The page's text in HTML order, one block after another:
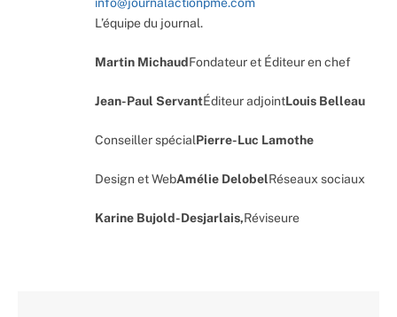
L’équipe du journal.
Martin MichaudFondateur et Éditeur en chef
Jean-Paul ServantÉditeur adjointLouis Belleau
Conseiller spécialPierre-Luc Lamothe
Design et WebAmélie DelobelRéseaux sociaux
Karine Bujold-Desjarlais,Réviseure